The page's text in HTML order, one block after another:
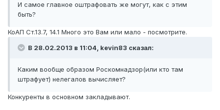
И самое главное оштрафовать же могут, как с этим
быть?
КоАП Ст.13.7, 14.1 Много это Вам или мало - посмотрите.
В 28.02.2013 в 11:04, kevin83 сказал:
Каким вообще образом Роскомнадзор(или кто там
штрафует) нелегалов вычисляет?
Конкуренты в основном закладывают.